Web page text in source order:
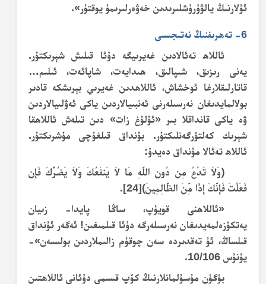
ئۇلارنىڭ يالۋۇرۇشلىرىدىن خەۋەرلىرىمۇ يوقتۇر».
6- تەھرىفنىڭ نەتىجىسى
ئاللاھ تەئالادىن غەيرىيگە دۇئا قىلىش شېرىكتۇر.
يەنى رىزىق، شىپالىق، ھىدايەت، شاپائەت، ئىلىم…
قاتارلىقلارغا ئوخشاش، ئاللاھدىن غەيرىي بېرىشكە قادىر
بولالمايدىغان نەرسىلەرنى ئەنبىيالاردىن ياكى ئەۋلىيالاردىن
ۋە ياكى قانداقلا بىر «ئۇلۇغ زات» دىن تىلەش ئاللاھقا
شېرىك كەلتۈرگەنلىكتۇر. بۇنداق قىلغۇچى مۇشرىكتۇر.
ئاللاھ تەئالا مۇنداق دەيدۇ:
﴿وَلاَ تَدْعُ مِن دُونِ اللّهِ مَا لاَ يَنفَعُكَ وَلاَ يَضُرُّكَ فَإِن
فَعَلْتَ فَإِنَّكَ إِذًا مِّنَ الظَّالِمِينَ﴾[24]
.
«ئاللاھنى قويۇپ، ساڭا پايدا- زىيان
يەتكۈزەلمەيدىغان نەرسىلەرگە دۇئا قىلمىغىن! ئەگەر ئۇنداق
قىلساڭ، ئۇ تەقدىردە سەن چوقۇم زالىملاردىن بولىسەن»-
يۇنۇس 10/106.
بۈگۈن مۇسۇلمانلارنىڭ كۆپ قىسمى دۇئانى ئاللاھتىن